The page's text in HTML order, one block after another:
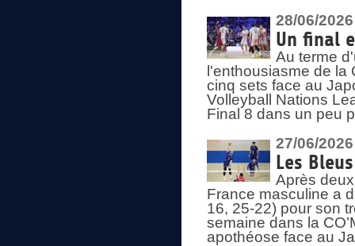
28/06/2026
Un final
Au terme
l'enthousiasme de
cinq sets face au
Volleyball Nations
Final 8 dans un peu
27/06/2026
Les
Après
France masculine a
16, 25-22) pour son
semaine dans la
apothéose face au